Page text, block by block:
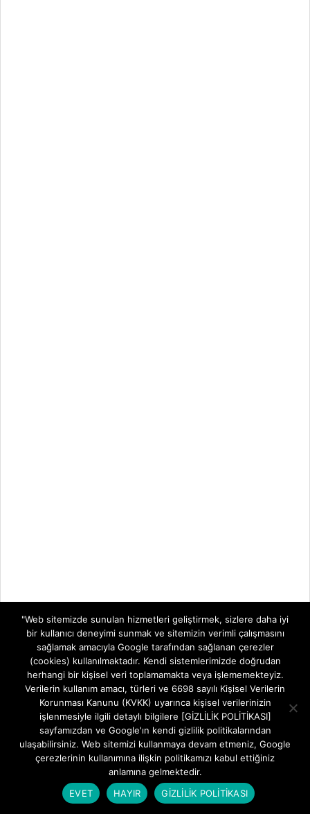
"Web sitemizde sunulan hizmetleri geliştirmek, sizlere daha iyi
bir kullanıcı deneyimi sunmak ve sitemizin verimli çalışmasını
sağlamak amacıyla Google tarafından sağlanan çerezler
(cookies) kullanılmaktadır. Kendi sistemlerimizde doğrudan
herhangi bir kişisel veri toplamamakta veya işlememekteyiz.
Verilerin kullanım amacı, türleri ve 6698 sayılı Kişisel Verilerin
Korunması Kanunu (KVKK) uyarınca kişisel verilerinizin
işlenmesiyle ilgili detaylı bilgilere [GİZLİLİK POLİTİKASI]
sayfamızdan ve Google'ın kendi gizlilik politikalarından
ulaşabilirsiniz. Web sitemizi kullanmaya devam etmeniz, Google
çerezlerinin kullanımına ilişkin politikamızı kabul ettiğiniz
anlamına gelmektedir.
EVET
HAYIR GİZLİLİK POLİTİKASI